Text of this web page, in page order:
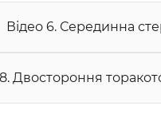
Відео 6. Серединна
Двостороння